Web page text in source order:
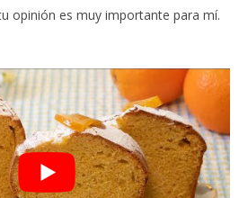
opinión es muy importante para mí.